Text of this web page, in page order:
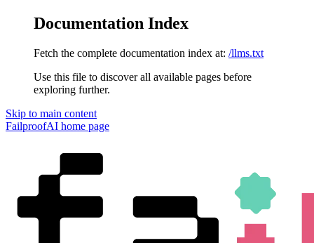
Documentation Index
Fetch the complete documentation index at: /llms.txt
Use this file to discover all available pages before
exploring further.
Skip to main content
FailproofAI home page